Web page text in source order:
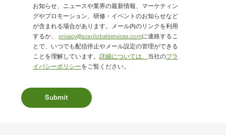
お知らせ、ニュースや業界の最新情報、マーケティン
グやプロモーション、研修・イベントのお知らせなど
が含まれる場合があります。メール内のリンクを利用
するか、 privacy@scsglobalservices.comに連絡するこ
とで、いつでも配信停止やメール設定の管理ができる
ことを理解しています。 詳細については、 当社のプラ
イバシーポリシーをご覧ください。